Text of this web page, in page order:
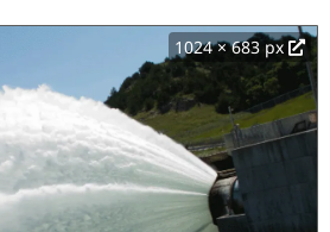
1024 × 683 px